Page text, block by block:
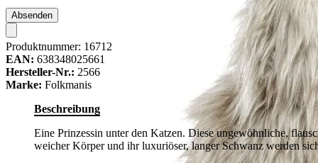
Absenden
Produktnummer: 16712
EAN: 638348025661
Hersteller-Nr.: 2566
Marke: Folkmanis
Beschreibung
Eine Prinzessin unter den Katzen. Diese ungewöhnliche,
weicher Körper und ihr luxuriöser, langer Schwanz werden